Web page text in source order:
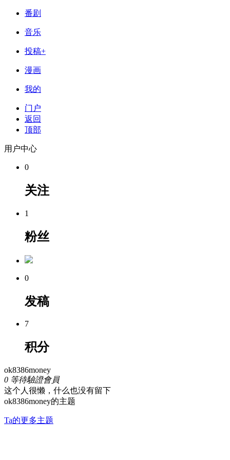
番剧
音乐
投稿+
漫画
我的
门户
返回
顶部
用户中心
0
关注
1
粉丝
0
发稿
7
积分
ok8386money
0 等待驗證會員
这个人很懒，什么也没有留下
ok8386money的主题
Ta的更多主题